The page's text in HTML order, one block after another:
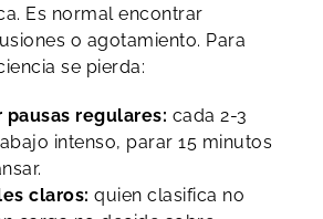
Es normal encontrar
o agotamiento. Para
se pierda:
pausas regulares: cada 2-3
intenso, parar 15 minutos
claros: quien clasifica no